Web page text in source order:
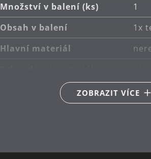
Množství v balení (ks)
1
Obsah v balení
1x
Hlavní materiál
Péče o výrobky
Průměr (cm)
7.4
ZOBRAZIT VÍCE